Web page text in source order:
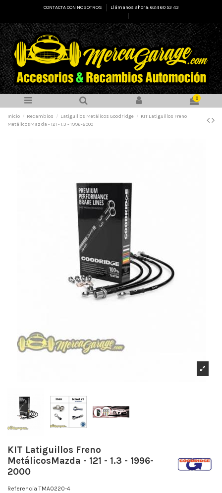
CONTACTA CON NOSOTROS
Llámanos ahora: 624 60 53 43
0
Inicio Recambios Latiguillos Metálicos Goodridge
KIT Latiguillos Freno
MetálicosMazda - 121 - 1.3 - 1996-2000
KIT Latiguillos Freno
MetálicosMazda - 121 - 1.3 - 1996-
2000
Referencia TMA0220-4